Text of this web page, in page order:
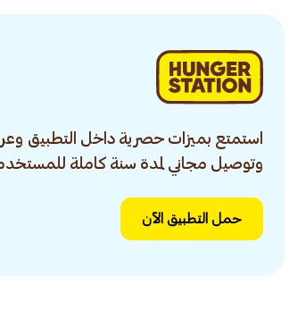
استمتع بميزات حصرية داخل التطبيق
وتوصيل مجاني لمدة سنة كاملة
حمل التطبيق الآن